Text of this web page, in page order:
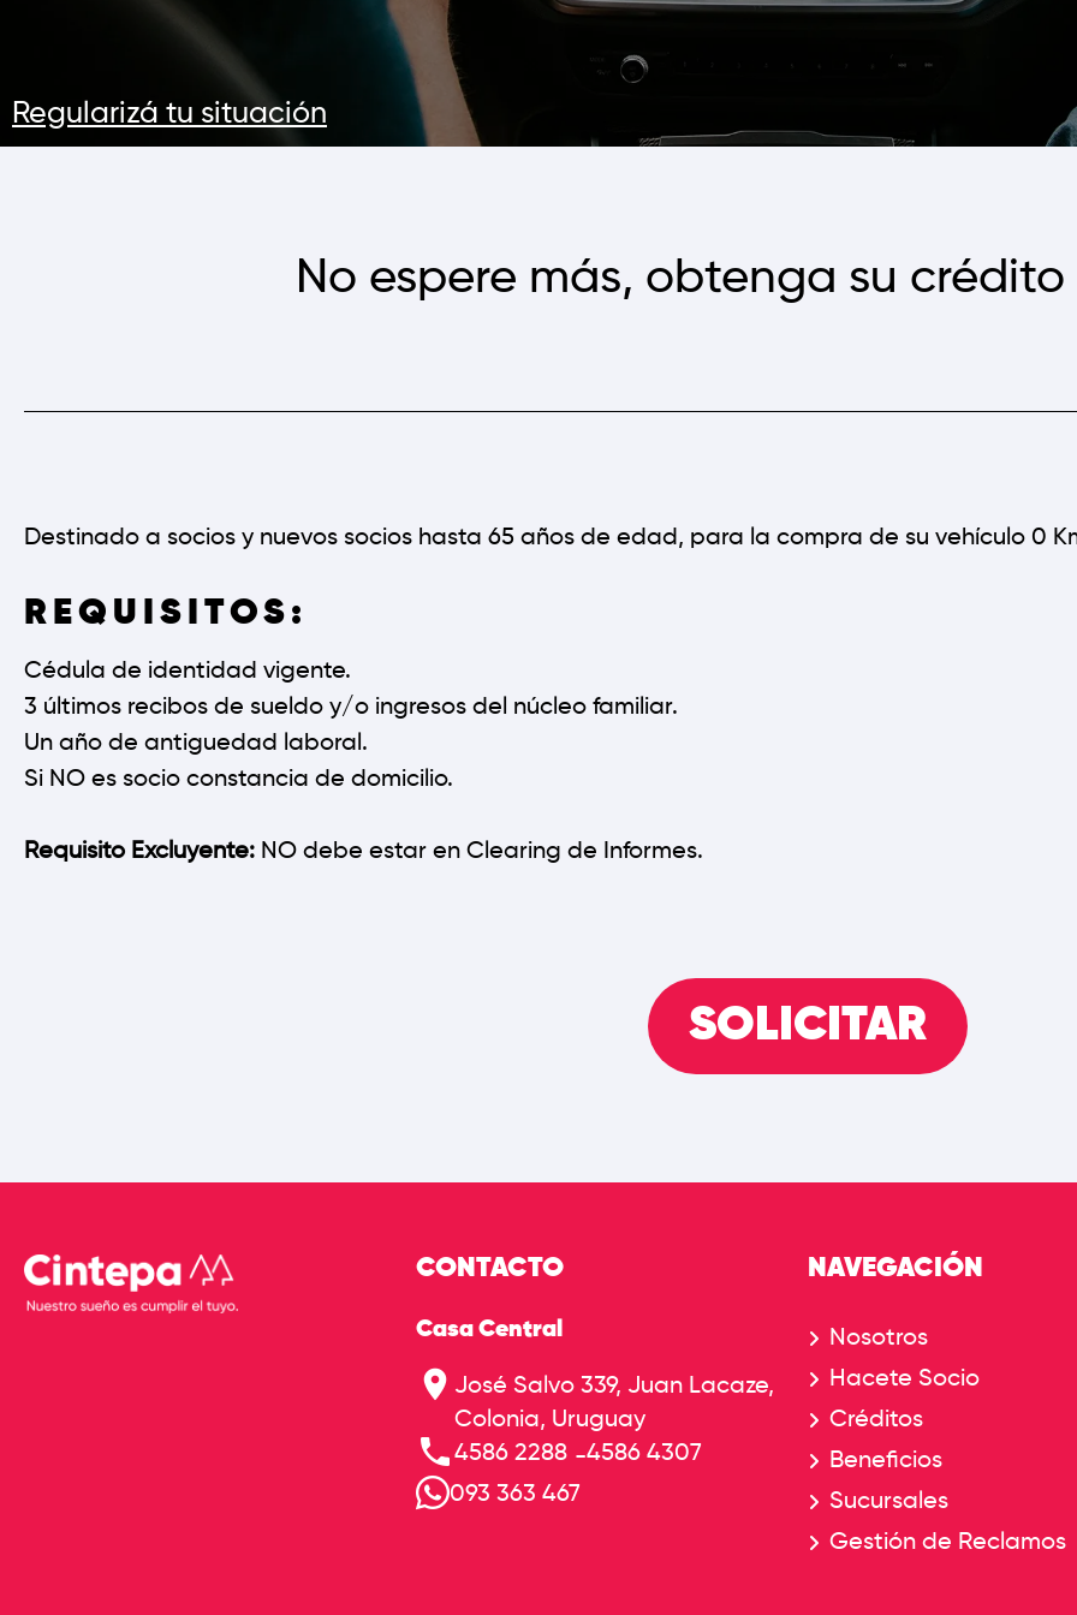
Regularizá tu situación
No espere más, obtenga su
Destinado a socios y nuevos socios hasta 65 años de edad, para la compra de su vehículo 0
REQUISITOS:
Cédula de identidad vigente.
3 últimos recibos de sueldo y/o ingresos del núcleo familiar.
Un año de antiguedad laboral.
Si NO es socio constancia de domicilio.
Requisito Excluyente: NO debe estar en Clearing de Informes.
SOLICITAR
CONTACTO
Casa Central
José Salvo 339, Juan Lacaze,
Colonia, Uruguay
4586 2288 -4586 4307
093 363 467
NAVEGACIÓN
Nosotros
Hacete Socio
Créditos
Beneficios
Sucursales
Gestión de Reclamos